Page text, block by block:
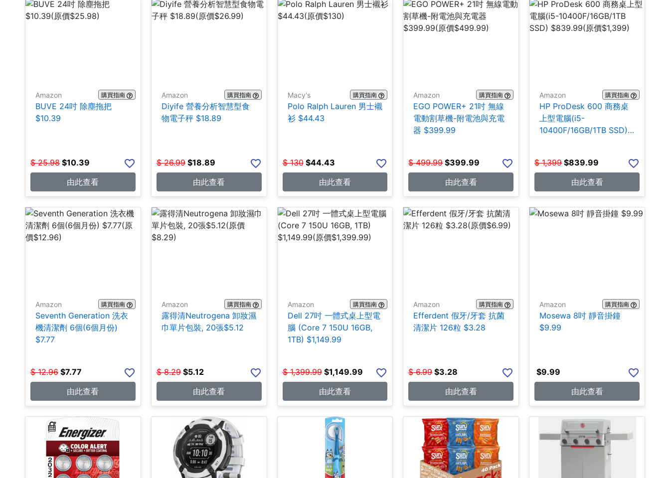
Amazon 購買指南
BUVE 24吋 除塵拖把
$10.39
$ 25.98 $10.39
由此查看
Amazon 購買指南
Diyife 營養分析智慧型食
物電子秤 $18.89
$ 26.99 $18.89
由此查看
Macy's 購買指南
Polo Ralph Lauren 男士襯
衫 $44.43
$ 130 $44.43
由此查看
Amazon 購買指南
EGO POWER+ 21吋 無線
電動割草機-附電池與充電
器 $399.99
$ 499.99 $399.99
由此查看
Amazon 購買指南
HP ProDesk 600 商務桌
上型電腦(i5-
10400F/16GB/1TB SSD)
$ 1,399 $839.99
由此查看
Amazon 購買指南
Seventh Generation 洗衣
機清潔劑 6個(6個月份)
$7.77
$ 12.96 $7.77
由此查看
Amazon 購買指南
露得清Neutrogena 卸妝濕
巾單片包裝, 20張$5.12
$ 8.29 $5.12
由此查看
Amazon 購買指南
Dell 27吋 一體式桌上型電
腦 (Core 7 150U 16GB,
1TB) $1,149.99
$ 1,399.99 $1,149.99
由此查看
Amazon 購買指南
Efferdent 假牙/牙套 抗菌
清潔片 126粒 $3.28
$ 6.99 $3.28
由此查看
Amazon 購買指南
Mosewa 8吋 靜音掛鐘
$9.99
$9.99
由此查看